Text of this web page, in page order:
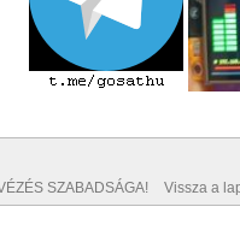
SZABADSÁGA! Vissza a